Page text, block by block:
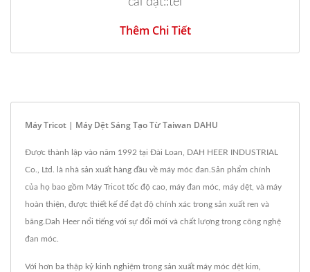
Thêm Chi Tiết
Máy Tricot | Máy Dệt Sáng Tạo Từ Taiwan DAHU
Được thành lập vào năm 1992 tại Đài Loan, DAH HEER INDUSTRIAL
Co., Ltd. là nhà sản xuất hàng đầu về máy móc đan.Sản phẩm chính
của họ bao gồm Máy Tricot tốc độ cao, máy đan móc, máy dệt, và máy
hoàn thiện, được thiết kế để đạt độ chính xác trong sản xuất ren và
băng.Dah Heer nổi tiếng với sự đổi mới và chất lượng trong công nghệ
đan móc.
Với hơn ba thập kỷ kinh nghiệm trong sản xuất máy móc dệt kim,